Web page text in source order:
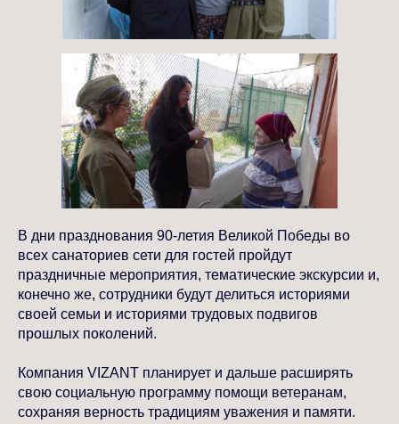
В дни празднования 90-летия Великой Победы во
всех санаториев сети для гостей пройдут
праздничные мероприятия, тематические экскурсии и,
конечно же, сотрудники будут делиться историями
своей семьи и историями трудовых подвигов
прошлых поколений.
Компания VIZANT планирует и дальше расширять
свою социальную программу помощи ветеранам,
сохраняя верность традициям уважения и памяти.